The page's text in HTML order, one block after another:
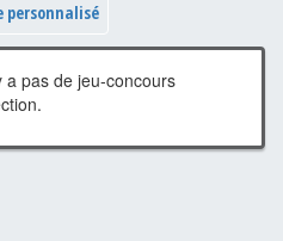
personnalisé
a pas de jeu-concours